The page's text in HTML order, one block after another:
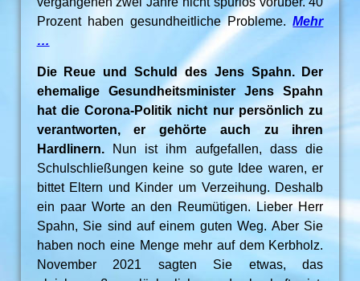
Prozent haben gesundheitliche Probleme.Mehr
…
Die Reue und Schuld des Jens Spahn. Der
ehemalige Gesundheitsminister Jens Spahn
hat die Corona-Politik nicht nur persönlich zu
verantworten, er gehörte auch zu ihren
Hardlinern.
Nun ist ihm aufgefallen, dass die
Schulschließungen keine so gute Idee waren, er
bittet Eltern und Kinder um Verzeihung. Deshalb
ein paar Worte an den Reumütigen. Lieber Herr
Spahn, Sie sind auf einem guten Weg. Aber Sie
haben noch eine Menge mehr auf dem Kerbholz.
November 2021 sagten Sie etwas, das